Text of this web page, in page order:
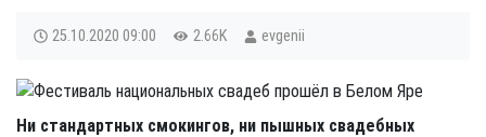
25.10.2020 09:00 2.66K evgenii
Ни стандартных смокингов, ни пышных свадебных